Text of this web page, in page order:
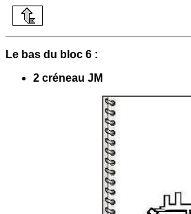
Le bas du bloc 6 :
2 créneau JM